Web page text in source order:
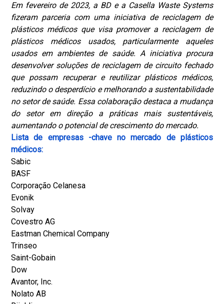
Em fevereiro de 2023, a BD e a Casella Waste Systems
fizeram parceria com uma iniciativa de reciclagem de
plásticos médicos que visa promover a reciclagem de
plásticos médicos usados, particularmente aqueles
usados em ambientes de saúde. A iniciativa procura
desenvolver soluções de reciclagem de circuito fechado
que possam recuperar e reutilizar plásticos médicos,
reduzindo o desperdício e melhorando a sustentabilidade
no setor de saúde. Essa colaboração destaca a mudança
do setor em direção a práticas mais sustentáveis,
aumentando o potencial de crescimento do mercado.
Lista de empresas -chave no mercado de plásticos
médicos:
Sabic
BASF
Corporação Celanesa
Evonik
Solvay
Covestro AG
Eastman Chemical Company
Trinseo
Saint-Gobain
Dow
Avantor, Inc.
Nolato AB